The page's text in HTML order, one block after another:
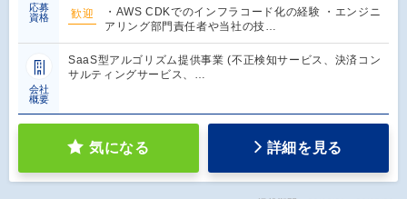
応募
資格
歓迎
・AWS CDKでのインフラコード化の経験 ・エンジニ
アリング部門責任者や当社の技…
会社
概要
SaaS型アルゴリズム提供事業 (不正検知サービス、決済コン
サルティングサービス、…
気になる 詳細を見る